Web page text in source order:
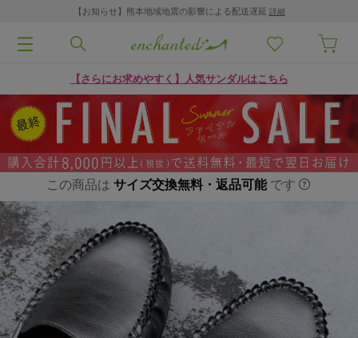
【お知らせ】熊本地域地震の影響による配送遅延 詳細
【さらにお求めやすく】人気サンダルはこちら
この商品は サイズ交換無料・返品可能 です